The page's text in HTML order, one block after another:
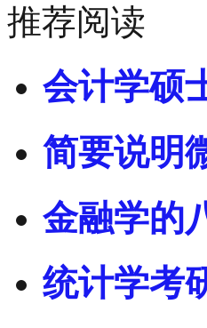
推荐阅读
会计学硕
简要说明
金融学的
统计学考